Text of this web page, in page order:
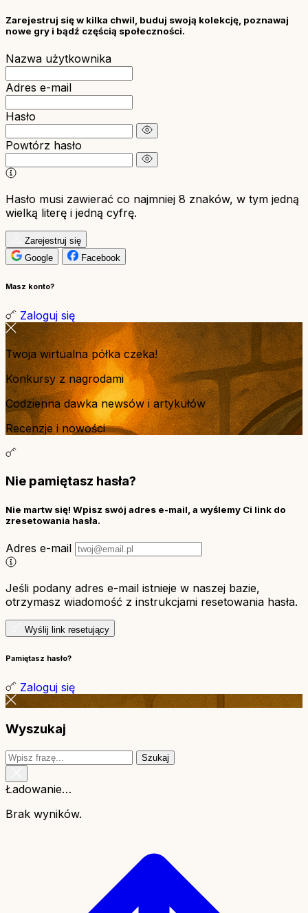
Zarejestruj się w kilka chwil, buduj swoją kolekcję, poznawaj
nowe gry i bądź częścią społeczności.
Nazwa użytkownika
Adres e-mail
Hasło
Powtórz hasło
Hasło musi zawierać co najmniej 8 znaków, w tym jedną
wielką literę i jedną cyfrę.
Zarejestruj się
Google
Facebook
Masz konto?
Zaloguj się
Twoja wirtualna półka czeka!
Konkursy z nagrodami
Codzienna dawka newsów i artykułów
Recenzje i nowości
Nie pamiętasz hasła?
Nie martw się! Wpisz swój adres e-mail, a wyślemy Ci link do
zresetowania hasła.
Adres e-mail
Jeśli podany adres e-mail istnieje w naszej bazie,
otrzymasz wiadomość z instrukcjami resetowania hasła.
Wyślij link resetujący
Pamiętasz hasło?
Zaloguj się
Wyszukaj
Szukaj
Ładowanie…
Brak wyników.